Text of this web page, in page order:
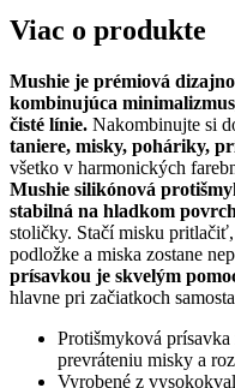
Viac o produkte
Mushie je prémiová
kombinujúca
čisté línie. Nakombinujte si
taniere, misky, poháriky,
všetko v harmonických
Mushie silikónová
stabilná na hladkom
stoličky. Stačí misku
podložke a miska zostane
prísavkou je skvelým
hlavne pri začiatkoch
Protišmyková prísavka
prevráteniu misky a
Vyrobené z